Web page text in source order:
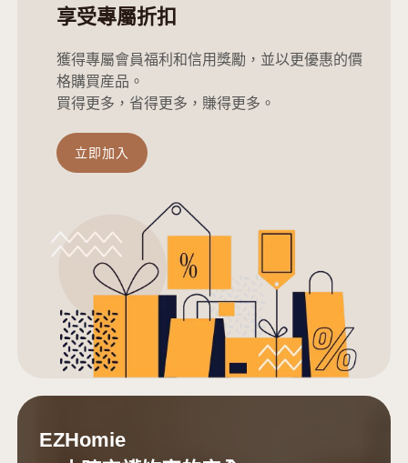
享受專屬折扣
獲得專屬會員福利和信用獎勵，並以更優惠的價
格購買産品。
買得更多，省得更多，賺得更多。
立即加入
EZHomie